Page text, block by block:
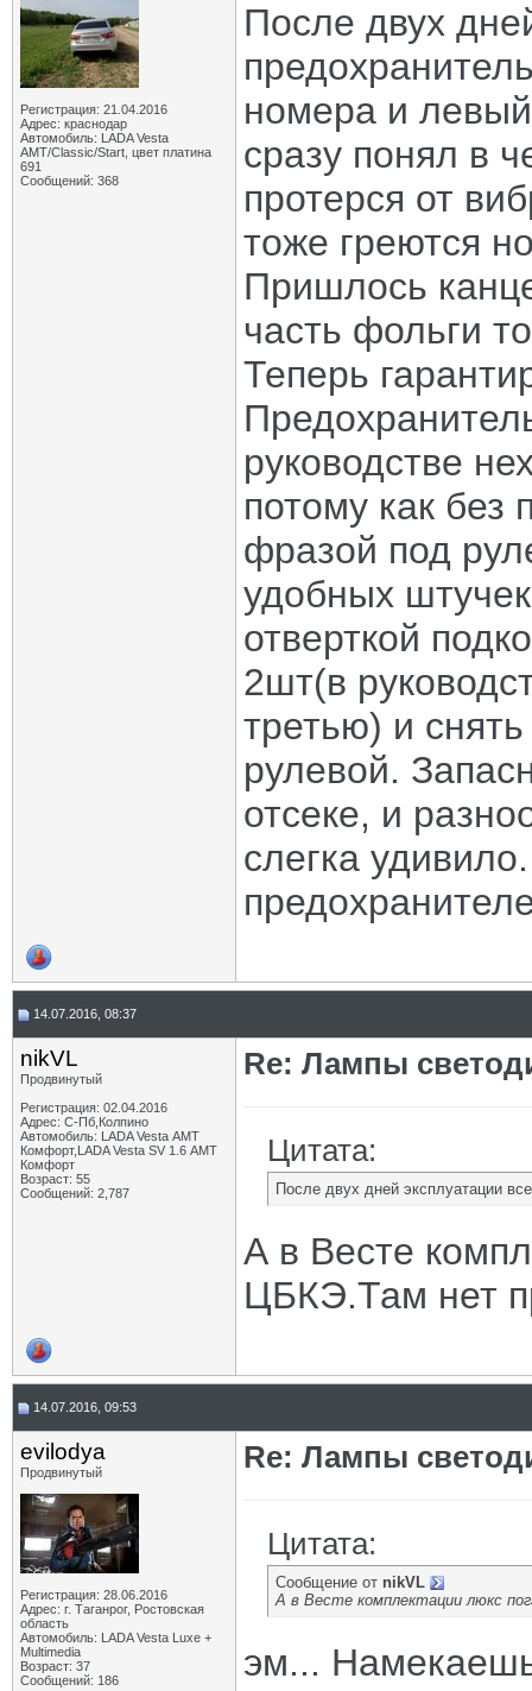
Регистрация: 21.04.2016
Адрес: краснодар
Автомобиль: LADA Vesta
АМТ/Classic/Start, цвет платина
691
Сообщений: 368
После двух
номера и
сразу понял в
протерся от
тоже греются
Пришлось
часть фольги
Теперь
руководстве
потому как без
фразой под
удобных
отверткой
2шт(в
третью) и
рулевой.
отсеке, и
слегка
14.07.2016, 08:37
nikVL
Продвинутый
Регистрация: 02.04.2016
Адрес: С-Пб,Колпино
Автомобиль: LADA Vesta АМТ
Комфорт,LADA Vesta SV 1.6 АМТ
Комфорт
Возраст: 55
Сообщений: 2,787
Re: Лампы
Цитата:
После двух дней эксплуатации
А в Весте
ЦБКЭ.Там нет
14.07.2016, 09:53
evilodya
Продвинутый
Регистрация: 28.06.2016
Адрес: г. Таганрог, Ростовская
область
Автомобиль: LADA Vesta Luxe +
Multimedia
Возраст: 37
Сообщений: 186
Re: Лампы
Цитата:
Сообщение от nikVL
А в Весте комплектации люкс
эм...